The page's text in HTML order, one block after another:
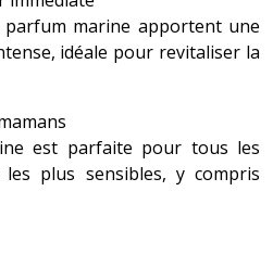
marine apportent une
idéale pour revitaliser la
est parfaite pour tous les
plus sensibles, y compris